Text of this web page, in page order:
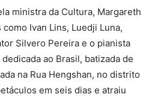
ministra da Cultura, Margareth
Ivan Lins, Luedji Luna,
Silvero Pereira e o pianista
ao Brasil, batizada de
na Rua Hengshan, no distrito
em seis dias e atraiu